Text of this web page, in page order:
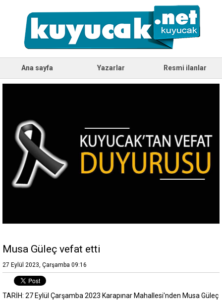
Ana sayfa Yazarlar Resmi ilanlar
Musa Güleç vefat etti
27 Eylül 2023, Çarşamba 09:16
TARİH: 27 Eylül Çarşamba 2023 Karapınar Mahallesi'nden Musa Güleç